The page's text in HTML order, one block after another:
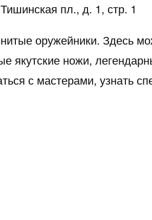
пл., д. 1, стр. 1
оружейники. Здесь
якутские ножи,
с мастерами, узнать